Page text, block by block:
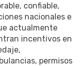
confiable,
nacionales e
actualmente
incentivos en
permisos